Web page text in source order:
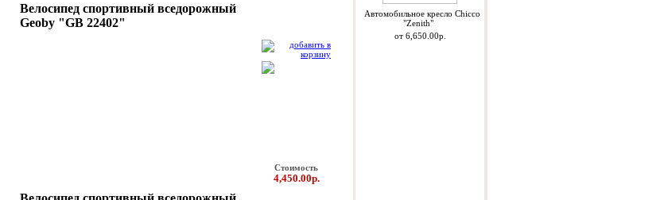
Велосипед спортивный вседорожный
Geoby "GB 22402"
Стоимость
4,450.00р.
Автомобильное кресло Chicco
"Zenith"
от 6,650.00р.